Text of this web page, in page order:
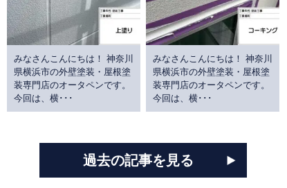
みなさんこんにちは！ 神奈川
県横浜市の外壁塗装・屋根塗
装専門店のオータペンです。
今回は、横･･･
みなさんこんにちは！ 神奈川
県横浜市の外壁塗装・屋根塗
装専門店のオータペンです。
今回は、横･･･
過去の記事を見る